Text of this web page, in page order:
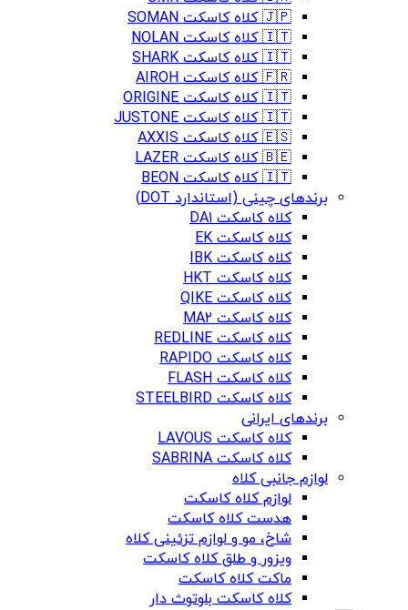
🇯🇵 کلاه کاسکت SOMAN
🇮🇹 کلاه کاسکت NOLAN
🇮🇹 کلاه کاسکت SHARK
🇫🇷 کلاه کاسکت AIROH
🇮🇹 کلاه کاسکت ORIGINE
🇮🇹 کلاه کاسکت JUSTONE
🇪🇸 کلاه کاسکت AXXIS
🇧🇪 کلاه کاسکت LAZER
🇮🇹 کلاه کاسکت BEON
برندهای چینی (استاندارد DOT)
کلاه کاسکت DA1
کلاه کاسکت EK
کلاه کاسکت IBK
کلاه کاسکت HKT
کلاه کاسکت QIKE
کلاه کاسکت MA2
کلاه کاسکت REDLINE
کلاه کاسکت RAPIDO
کلاه کاسکت FLASH
کلاه کاسکت STEELBIRD
برندهای ایرانی
کلاه کاسکت LAVOUS
کلاه کاسکت SABRINA
لوازم جانبی کلاه
لوازم کلاه کاسکت
هدست کلاه کاسکت
شاخ، مو و لوازم تزئینی کلاه
ویزور و طلق کلاه کاسکت
ماکت کلاه کاسکت
کلاه کاسکت بلوتوث دار